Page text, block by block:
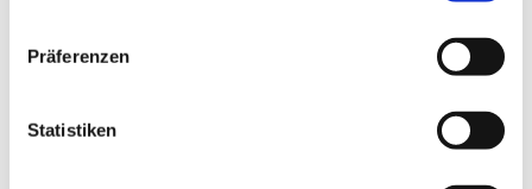
Präferenzen
Statistiken